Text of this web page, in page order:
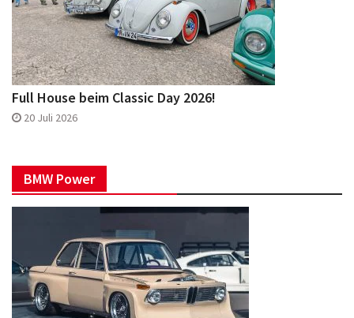
Full House beim Classic Day 2026!
20 Juli 2026
BMW Power